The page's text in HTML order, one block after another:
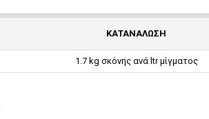
ΚΑΤΑΝΑΛΩΣΗ
1.7 kg σκόνης ανά ltr μίγματος